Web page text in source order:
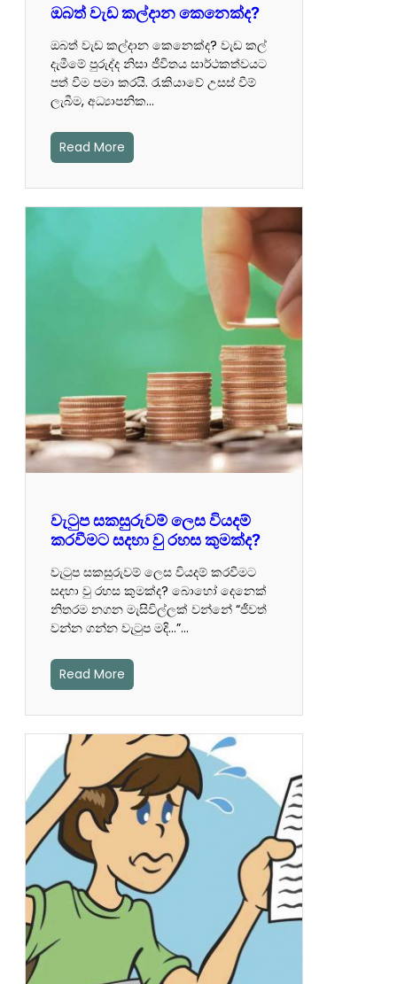
ඔබත් වැඩ කල්දාන කෙනෙක්ද?
ඔබත් වැඩ කල්දාන කෙනෙක්ද? වැඩ කල්
දැමීමේ පුරුද්ද නිසා ජීවිතය සාර්ථකත්වයට
පත් වීම පමා කරයි. රැකියාවේ උසස් වීම්
ලැබීම, අධ්‍යාපනික…
Read More
වැටුප සකසුරුවම් ලෙස වියදම්
කරවීමට සදහා වු රහස කුමක්ද?
වැටුප සකසුරුවම් ලෙස වියදම් කරවීමට
සදහා වු රහස කුමක්ද? බොහෝ දෙනෙක්
නිතරම නගන මැසිවිල්ලක් වන්නේ “ජීවත්
වන්න ගන්න වැටුප මදි…”…
Read More